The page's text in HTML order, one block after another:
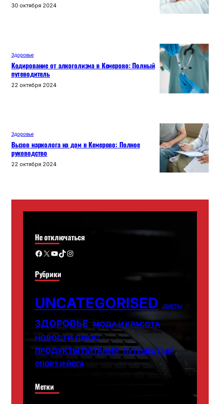
30 октября 2024
Здоровье
Кодирование от алкоголизма в Кемерово: Полный
путеводитель
22 октября 2024
Здоровье
Вызов нарколога на дом в Кемерово: Полное
руководство
22 октября 2024
Не отключаться
Facebook X YouTube TikTok Instagram
Рубрики
UNCATEGORISED ДИЕТЫ
ЗДОРОВЬЕ МОДА И КРАСОТА
НОВОСТИ ПЛЮС
ПРОДУКТЫ ПИТАНИЯ ПУТЕШЕСТВИЯ
СПОРТ И ЙОГА
Метки